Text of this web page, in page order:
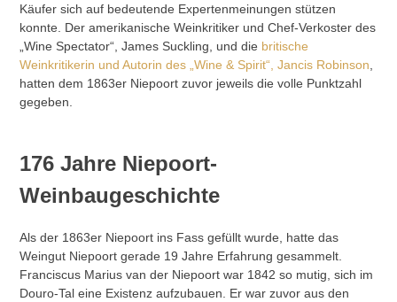
Käufer sich auf bedeutende Expertenmeinungen stützen
konnte. Der amerikanische Weinkritiker und Chef-Verkoster des
„Wine Spectator“, James Suckling, und die britische
Weinkritikerin und Autorin des „Wine & Spirit“, Jancis Robinson
hatten dem 1863er Niepoort zuvor jeweils die volle Punktzahl
gegeben.
176 Jahre Niepoort-
Weinbaugeschichte
Als der 1863er Niepoort ins Fass gefüllt wurde, hatte das
Weingut Niepoort gerade 19 Jahre Erfahrung gesammelt.
Franciscus Marius van der Niepoort war 1842 so mutig, sich im
Douro-Tal eine Existenz aufzubauen. Er war zuvor aus den